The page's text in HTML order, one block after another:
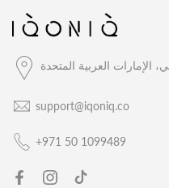
الإمارات العربية المتحدة
support@iqoniq.co
+971 50 1099489